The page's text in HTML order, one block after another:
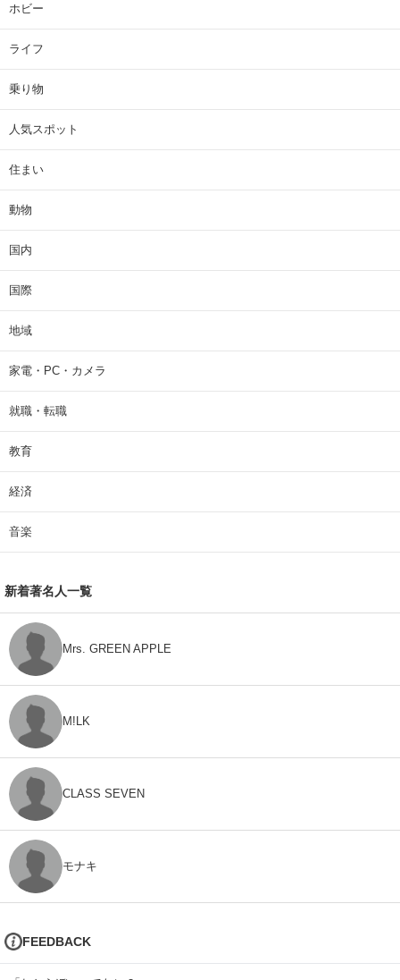
ホビー
ライフ
乗り物
人気スポット
住まい
動物
国内
国際
地域
家電・PC・カメラ
就職・転職
教育
経済
音楽
新着著名人一覧
Mrs. GREEN APPLE
M!LK
CLASS SEVEN
モナキ
FEEDBACK